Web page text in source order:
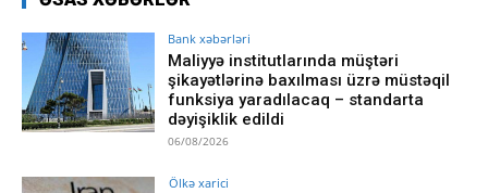
Bank xəbərləri
Maliyyə institutlarında müştəri
şikayətlərinə baxılması üzrə müstəqil
funksiya yaradılacaq – standarta
dəyişiklik edildi
06/08/2026
Ölkə xarici